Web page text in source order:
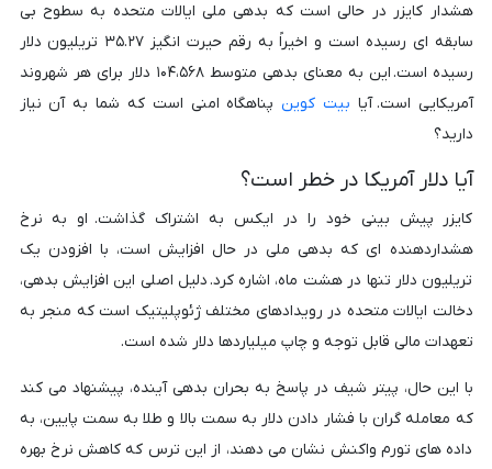
هشدار کایزر در حالی است که بدهی ملی ایالات متحده به سطوح بی
سابقه ای رسیده است و اخیراً به رقم حیرت انگیز ۳۵.۲۷ تریلیون دلار
رسیده است. این به معنای بدهی متوسط ۱۰۴،۵۶۸ دلار برای هر شهروند
آمریکایی است. آیا بیت کوینپناهگاه امنی است که شما به آن نیاز
دارید؟
آیا دلار آمریکا در خطر است؟
کایزر پیش بینی خود را در ایکس به اشتراک گذاشت. او به نرخ
هشداردهنده ای که بدهی ملی در حال افزایش است، با افزودن یک
تریلیون دلار تنها در هشت ماه، اشاره کرد. دلیل اصلی این افزایش بدهی،
دخالت ایالات متحده در رویدادهای مختلف ژئوپلیتیک است که منجر به
تعهدات مالی قابل توجه و چاپ میلیاردها دلار شده است.
با این حال، پیتر شیف در پاسخ به بحران بدهی آینده، پیشنهاد می کند
که معامله گران با فشار دادن دلار به سمت بالا و طلا به سمت پایین، به
داده های تورم واکنش نشان می دهند، از این ترس که کاهش نرخ بهره